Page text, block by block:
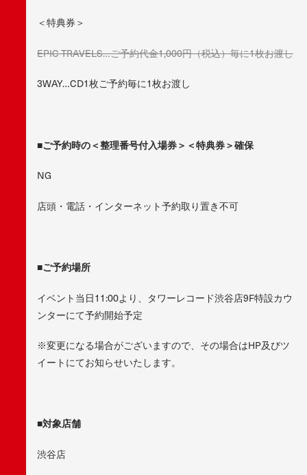
＜特典券＞
EPIC TRAVELS…ご予約代金1,000円（税込）毎に1枚お渡し
3WAY…CD1枚ご予約毎に1枚お渡し
■ご予約時の＜整理番号付入場券＞＜特典券＞確保
NG
店頭・電話・インターネット予約取り置き不可
■ご予約場所
イベント当日11:00より、タワーレコード渋谷店9F特設カウ
ンターにて予約開始予定
※変更になる場合がございますので、その場合はHP及びツ
イートにてお知らせいたします。
■対象店舗
渋谷店